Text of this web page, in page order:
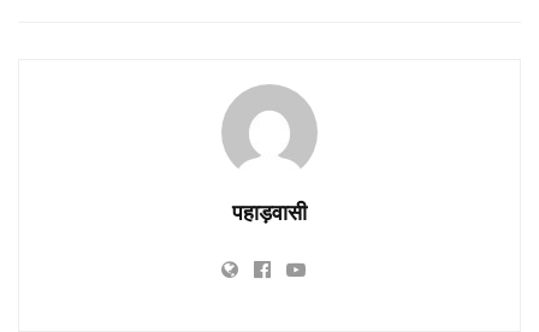
पहाड़वासी